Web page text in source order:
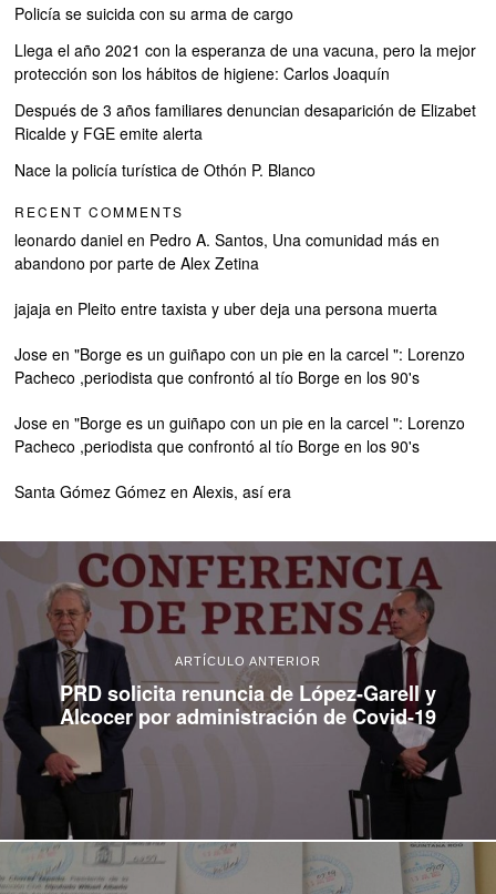
Policía se suicida con su arma de cargo
Llega el año 2021 con la esperanza de una vacuna, pero la mejor
protección son los hábitos de higiene: Carlos Joaquín
Después de 3 años familiares denuncian desaparición de Elizabet
Ricalde y FGE emite alerta
Nace la policía turística de Othón P. Blanco
RECENT COMMENTS
leonardo daniel en Pedro A. Santos, Una comunidad más en
abandono por parte de Alex Zetina
jajaja en Pleito entre taxista y uber deja una persona muerta
Jose en"Borge es un guiñapo con un pie en la carcel ": Lorenzo
Pacheco ,periodista que confrontó al tío Borge en los 90's
Jose en"Borge es un guiñapo con un pie en la carcel ": Lorenzo
Pacheco ,periodista que confrontó al tío Borge en los 90's
Santa Gómez Gómez enAlexis, así era
ARTÍCULO ANTERIOR
PRD solicita renuncia de López-Garell y
Alcocer por administración de Covid-19